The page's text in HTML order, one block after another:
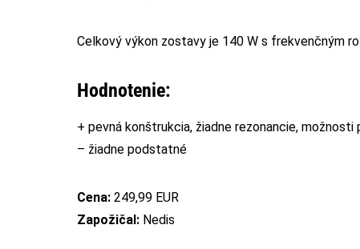
Celkový výkon zostavy je 140 W s frekvenčným
Hodnotenie:
+ pevná konštrukcia, žiadne rezonancie,
– žiadne podstatné
Cena: 249,99 EUR
Zapožičal: Nedis